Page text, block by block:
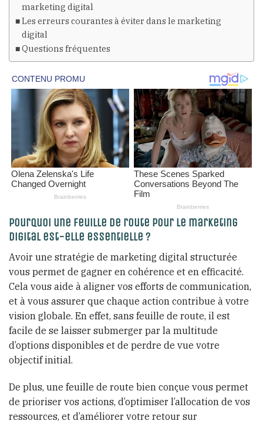
marketing digital
Les erreurs courantes à éviter dans le marketing
digital
Questions fréquentes
Pourquoi une feuille de route pour le marketing
digital est-elle essentielle ?
Avoir une stratégie de marketing digital structurée
vous permet de gagner en cohérence et en efficacité.
Cela vous aide à aligner vos efforts de communication,
et à vous assurer que chaque action contribue à votre
vision globale. En effet, sans feuille de route, il est
facile de se laisser submerger par la multitude
d’options disponibles et de perdre de vue votre
objectif initial.
De plus, une feuille de route bien conçue vous permet
de prioriser vos actions, d’optimiser l’allocation de vos
ressources, et d’améliorer votre retour sur